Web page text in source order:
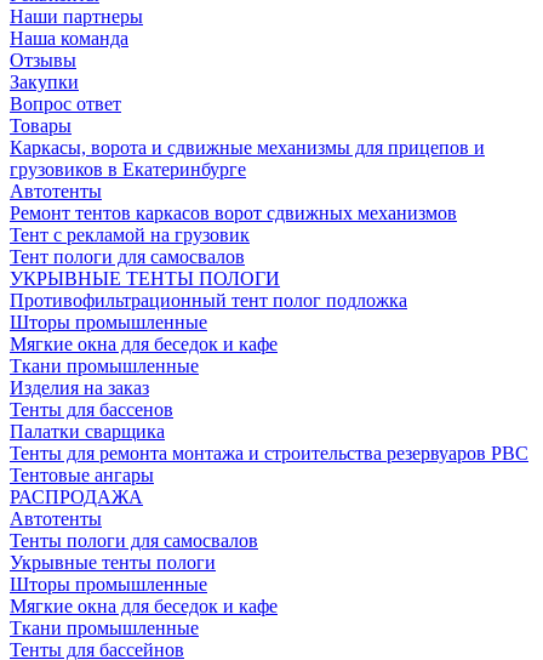
Наши партнеры
Наша команда
Отзывы
Закупки
Вопрос ответ
Товары
Каркасы, ворота и сдвижные механизмы для прицепов и
грузовиков в Екатеринбурге
Автотенты
Ремонт тентов каркасов ворот сдвижных механизмов
Тент с рекламой на грузовик
Тент пологи для самосвалов
УКРЫВНЫЕ ТЕНТЫ ПОЛОГИ
Противофильтрационный тент полог подложка
Шторы промышленные
Мягкие окна для беседок и кафе
Ткани промышленные
Изделия на заказ
Тенты для бассенов
Палатки сварщика
Тенты для ремонта монтажа и строительства резервуаров РВС
Тентовые ангары
РАСПРОДАЖА
Автотенты
Тенты пологи для самосвалов
Укрывные тенты пологи
Шторы промышленные
Мягкие окна для беседок и кафе
Ткани промышленные
Тенты для бассейнов